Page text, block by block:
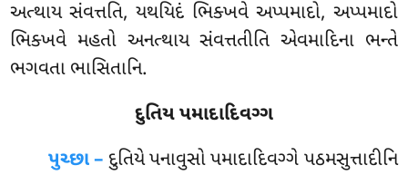
અત્થાય સંવત્તતિ, યથયિદં ભિક્ખવે અપ્પમાદો, અપ્પમાદો
ભિક્ખવે મહતો અનત્થાય સંવત્તતીતિ એવમાદિના ભન્તે
ભગવતા ભાસિતાનિ.
દુતિય પમાદાદિવગ્ગ
પુચ્છા – દુતિયેપનાવુસો પમાદાદિવગ્ગે પઠમસુત્તાદીનિ